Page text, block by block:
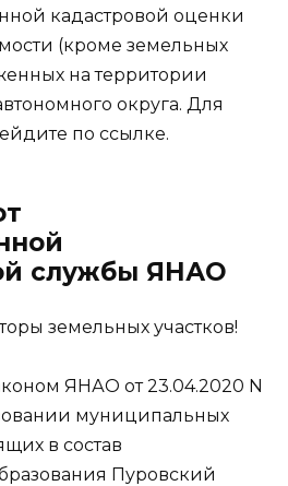
кадастровой оценки
(кроме земельных
на территории
округа. Для
по ссылке.
службы ЯНАО
земельных участков!
ЯНАО от 23.04.2020 N
муниципальных
в состав
Пуровский